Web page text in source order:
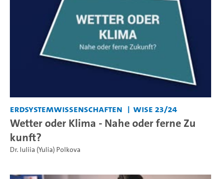
Erdsystemwissenschaften WiSe 23/24
Wetter oder Klima - Nahe oder ferne Zu
kunft?
Dr. Iuliia (Yulia) Polkova